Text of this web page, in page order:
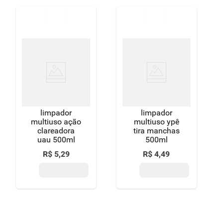
limpador
multiuso ação
clareadora
uau 500ml
R$ 5,29
limpador
multiuso ypê
tira manchas
500ml
R$ 4,49